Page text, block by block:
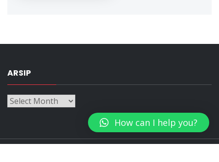
ARSIP
Arsip
How can I help you?